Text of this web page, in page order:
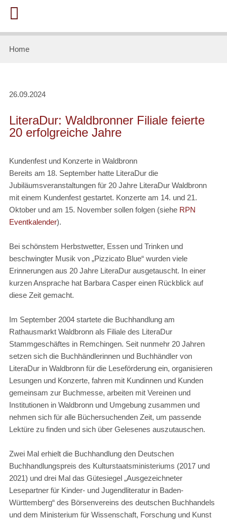
Home
26.09.2024
LiteraDur: Waldbronner Filiale feierte
20 erfolgreiche Jahre
Kundenfest und Konzerte in Waldbronn
Bereits am 18. September hatte LiteraDur die
Jubiläumsveranstaltungen für 20 Jahre LiteraDur Waldbronn
mit einem Kundenfest gestartet. Konzerte am 14. und 21.
Oktober und am 15. November sollen folgen (siehe RPN
Eventkalender).
Bei schönstem Herbstwetter, Essen und Trinken und
beschwingter Musik von „Pizzicato Blue“ wurden viele
Erinnerungen aus 20 Jahre LiteraDur ausgetauscht. In einer
kurzen Ansprache hat Barbara Casper einen Rückblick auf
diese Zeit gemacht.
Im September 2004 startete die Buchhandlung am
Rathausmarkt Waldbronn als Filiale des LiteraDur
Stammgeschäftes in Remchingen. Seit nunmehr 20 Jahren
setzen sich die Buchhändlerinnen und Buchhändler von
LiteraDur in Waldbronn für die Leseförderung ein, organisieren
Lesungen und Konzerte, fahren mit Kundinnen und Kunden
gemeinsam zur Buchmesse, arbeiten mit Vereinen und
Institutionen in Waldbronn und Umgebung zusammen und
nehmen sich für alle Büchersuchenden Zeit, um passende
Lektüre zu finden und sich über Gelesenes auszutauschen.
Zwei Mal erhielt die Buchhandlung den Deutschen
Buchhandlungspreis des Kulturstaatsministeriums (2017 und
2021) und drei Mal das Gütesiegel „Ausgezeichneter
Lesepartner für Kinder- und Jugendliteratur in Baden-
Württemberg“ des Börsenvereins des deutschen Buchhandels
und dem Ministerium für Wissenschaft, Forschung und Kunst